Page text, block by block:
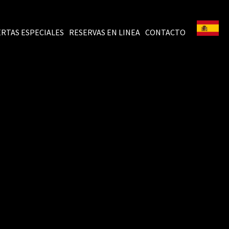
ESPECIALES RESERVAS EN LINEA CONTACTO